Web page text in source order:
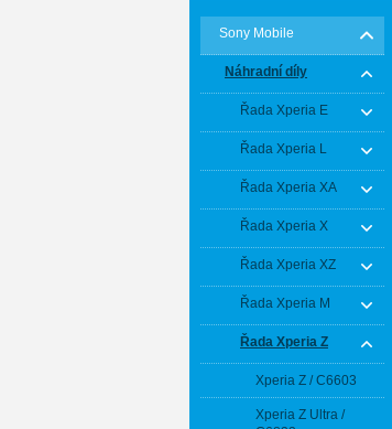
Sony Mobile
Náhradní díly
Řada Xperia E
Řada Xperia L
Řada Xperia XA
Řada Xperia X
Řada Xperia XZ
Řada Xperia M
Řada Xperia Z
Xperia Z / C6603
Xperia Z Ultra /